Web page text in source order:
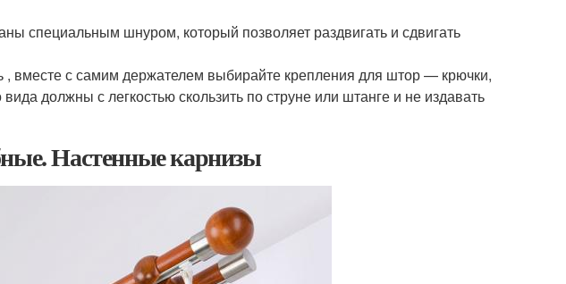
специальным шнуром, который позволяет раздвигать и сдвигать
, вместе с самим держателем выбирайте крепления для штор — крючки,
должны с легкостью скользить по струне или штанге и не издавать
Настенные карнизы